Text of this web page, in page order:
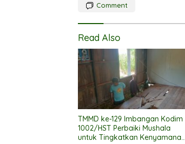
Comment
Read Also
TMMD ke-129 Imbangan Kodim
1002/HST Perbaiki Mushala
untuk Tingkatkan Kenyamanan